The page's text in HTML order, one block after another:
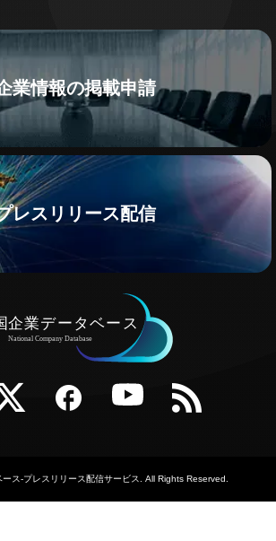
業情報の掲載申請
レスリリース配信
YouTube RSS
ス-プレスリリース配信サービス. All Rights Reserved.